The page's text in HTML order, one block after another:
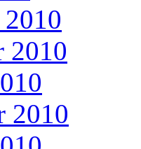
2010
2010
2010